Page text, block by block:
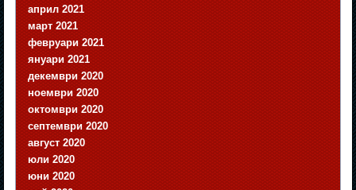
април 2021
март 2021
февруари 2021
януари 2021
декември 2020
ноември 2020
октомври 2020
септември 2020
август 2020
юли 2020
юни 2020